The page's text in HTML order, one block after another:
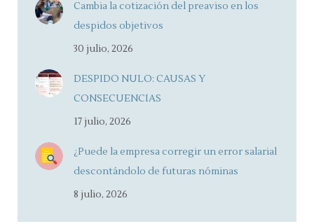
Cambia la cotización del preaviso en los
despidos objetivos
30 julio, 2026
DESPIDO NULO: CAUSAS Y
CONSECUENCIAS
17 julio, 2026
¿Puede la empresa corregir un error salarial
descontándolo de futuras nóminas
8 julio, 2026